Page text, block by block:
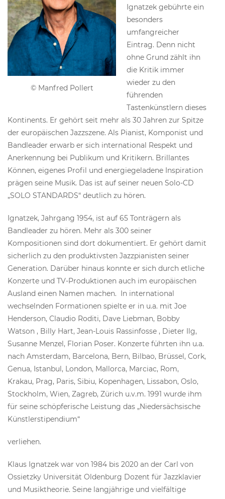
© Manfred Pollert
Ignatzek gebührte ein
besonders
umfangreicher
Eintrag. Denn nicht
ohne Grund zählt ihn
die Kritik immer
wieder zu den
führenden
Tastenkünstlern dieses
Kontinents. Er gehört seit mehr als 30 Jahren zur Spitze
der europäischen Jazzszene. Als Pianist, Komponist und
Bandleader erwarb er sich international Respekt und
Anerkennung bei Publikum und Kritikern. Brillantes
Können, eigenes Profil und energiegeladene Inspiration
prägen seine Musik. Das ist auf seiner neuen Solo-CD
„SOLO STANDARDS“ deutlich zu hören.
Ignatzek, Jahrgang 1954, ist auf 65 Tonträgern als
Bandleader zu hören. Mehr als 300 seiner
Kompositionen sind dort dokumentiert. Er gehört damit
sicherlich zu den produktivsten Jazzpianisten seiner
Generation. Darüber hinaus konnte er sich durch etliche
Konzerte und TV-Produktionen auch im europäischen
Ausland einen Namen machen. In international
wechselnden Formationen spielte er in u.a. mit Joe
Henderson, Claudio Roditi, Dave Liebman, Bobby
Watson , Billy Hart, Jean-Louis Rassinfosse , Dieter Ilg,
Susanne Menzel, Florian Poser. Konzerte führten ihn u.a.
nach Amsterdam, Barcelona, Bern, Bilbao, Brüssel, Cork,
Genua, Istanbul, London, Mallorca, Marciac, Rom,
Krakau, Prag, Paris, Sibiu, Kopenhagen, Lissabon, Oslo,
Stockholm, Wien, Zagreb, Zürich u.v.m. 1991 wurde ihm
für seine schöpferische Leistung das „Niedersächsische
Künstlerstipendium“
verliehen.
Klaus Ignatzek war von 1984 bis 2020 an der Carl von
Ossietzky Universität Oldenburg Dozent für Jazzklavier
und Musiktheorie. Seine langjährige und vielfältige